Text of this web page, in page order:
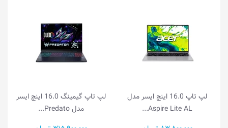
لپ تاپ 16.0 اینچ ایسر مدل
Aspire Lite
لپ تاپ گیمینگ 16.0 اینچ ایسر